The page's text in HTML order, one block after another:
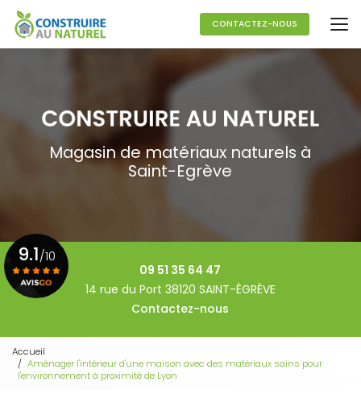
Aller
au
contenu
principal
CONTACTEZ-NOUS
Magasin de matériaux naturels à
Saint-Egrève
09 51 35 64 47
14 rue du Port 38120 SAINT-ÉGRÈVE
Contactez-nous
9.1/10
Accueil
Aménager l'intérieur d'une maison avec des matériaux sains pour
l'environnement à proximité de Lyon